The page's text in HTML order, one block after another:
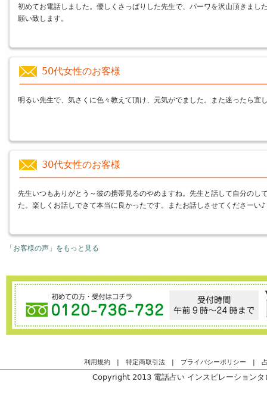
初めてお電話しました。優しくさっぱりした先生で、パーワを沢山頂きまし
願い致します。
50代女性のお客様
明るい先生で、気さくに色々教えて頂け、元気がでました。また迷ったら宜
30代女性のお客様
先生いつもありがとう～彼の携帯見るのやめますね。先生と話して自分のし
た。楽しくお話しできて本当に良かったです。またお話しさせてくださーい♪
「お客様の声」をもっと見る
利用規約 | 特定商取引法 | プライバシーポリシー |
Copyright 2013 電話占い インスピレーション